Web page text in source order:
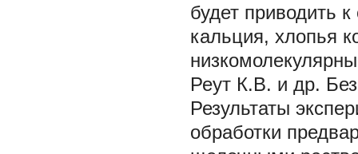
будет приводить
кальция, хлопья
Реут К.В. и др.
Результаты
обработки